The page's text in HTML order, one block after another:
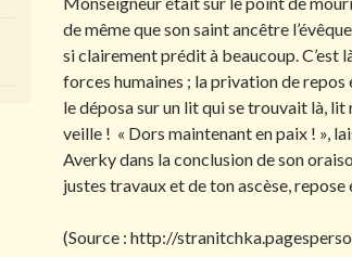
de même que son saint ancêtre
si clairement prédit à beaucoup.
forces humaines ; la privation de
le déposa sur un lit qui se trouvait là,
veille ! « Dors maintenant en paix ! »,
Averky dans la conclusion de son
justes travaux et de ton ascèse, repose
(Source : http://